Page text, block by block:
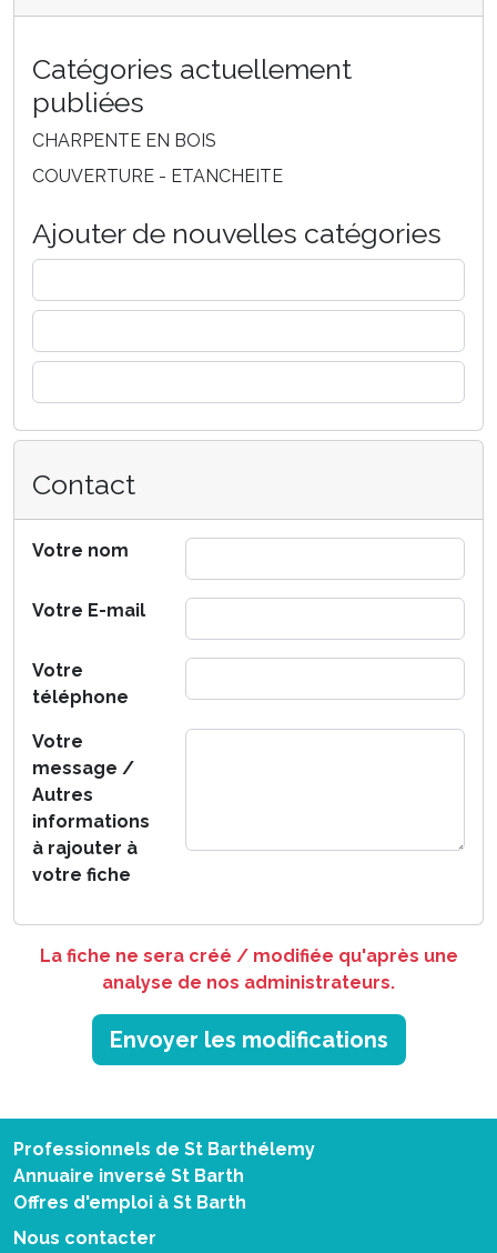
Catégories actuellement
publiées
CHARPENTE EN BOIS
COUVERTURE - ETANCHEITE
Ajouter de nouvelles catégories
Contact
Votre nom
Votre E-mail
Votre
téléphone
Votre
message /
Autres
informations
à rajouter à
votre fiche
La fiche ne sera créé / modifiée qu'après une
analyse de nos administrateurs.
Envoyer les modifications
Professionnels de St Barthélemy
Annuaire inversé St Barth
Offres d'emploi à St Barth
Nous contacter